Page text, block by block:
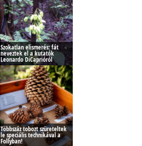
Szokatlan elismerés: fát
neveztek el a kutatók
Leonardo DiCaprióról
Többszáz tobozt szüreteltek
le speciális technikával a
Follyban!